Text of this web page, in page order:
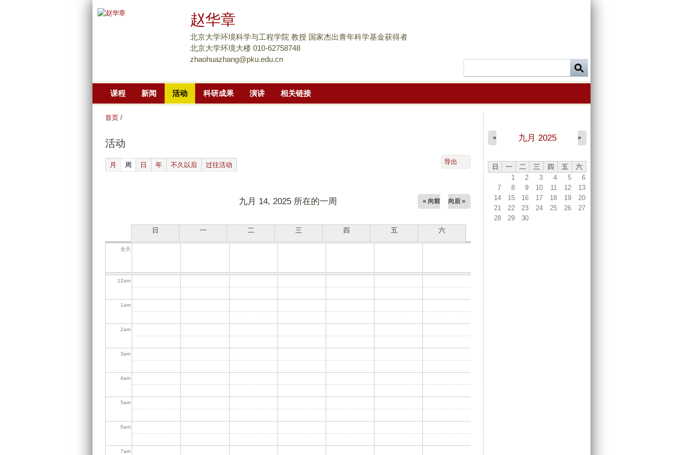
到
主
要
赵华章
北京大学环境科学与工程学院 教授 国家杰出青年科学基金获得者
北京大学环境大楼 010-62758748
zhaohuazhang@pku.edu.cn
课程 新闻 活动 科研成果 演讲 相关链接
首页 /
活动
月 周 (active tab)
日 年 不久以后 过往活动
九月 14, 2025 所在的一周 « 向前 向后 »
导出
日 一 二 三 四 五 六
全天
12am
1am
2am
3am
4am
5am
6am
7am
九月 2025
« »
日 一 二 三 四 五
六
1
2 3 4 5
6
7
8 9 10 11 12
13
14
15 16 17 18 19
20
21
22 23 24 25 26
27
28
29 30